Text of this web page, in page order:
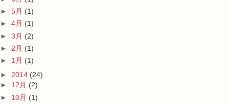
► 5月 (1)
► 4月 (1)
► 3月 (2)
► 2月 (1)
► 1月 (1)
► 2014 (24)
► 12月 (2)
► 10月 (1)